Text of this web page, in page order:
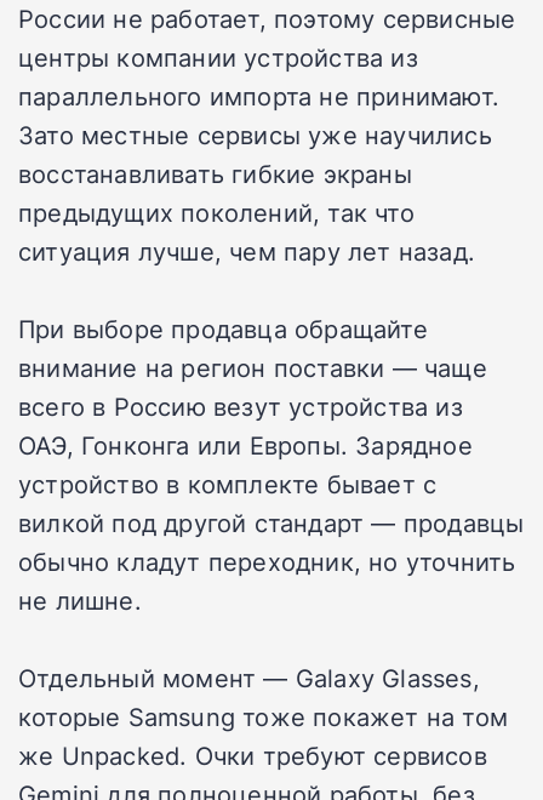
России не работает, поэтому сервисные
центры компании устройства из
параллельного импорта не принимают.
Зато местные сервисы уже научились
восстанавливать гибкие экраны
предыдущих поколений, так что
ситуация лучше, чем пару лет назад.
При выборе продавца обращайте
внимание на регион поставки — чаще
всего в Россию везут устройства из
ОАЭ, Гонконга или Европы. Зарядное
устройство в комплекте бывает с
вилкой под другой стандарт — продавцы
обычно кладут переходник, но уточнить
не лишне.
Отдельный момент — Galaxy Glasses,
которые Samsung тоже покажет на том
же Unpacked. Очки требуют сервисов